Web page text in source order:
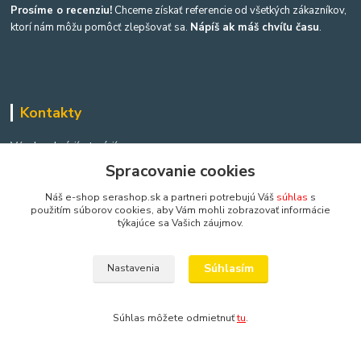
Prosíme o recenziu! Chceme získať referencie od všetkých zákazníkov,
ktorí nám môžu pomôcť zlepšovať sa. Nápíš ak máš chvíľu času.
Kontakty
Výroba akvárií a terárií
+421903360646
(Po-Pia, 8-16 hod.)
Spracovanie cookies
Náš e-shop serashop.sk a partneri potrebujú Váš súhlas s
použitím súborov cookies, aby Vám mohli zobrazovať informácie
týkajúce sa Vašich záujmov.
Nastavenia Súhlasím
Súhlas môžete odmietnuťtu.